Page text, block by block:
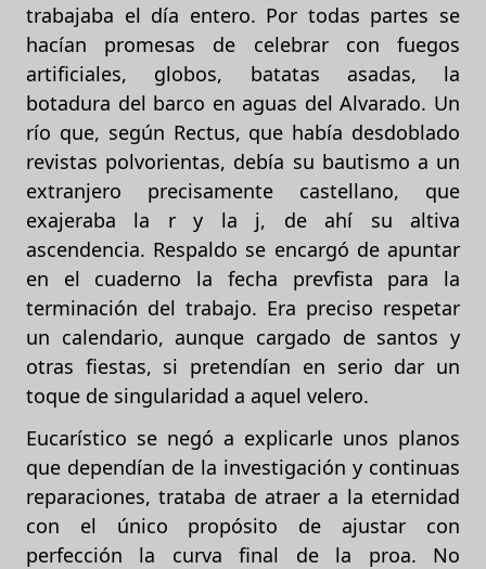
trabajaba el día entero. Por todas partes se
hacían promesas de celebrar con fuegos
artificiales, globos, batatas asadas, la
botadura del barco en aguas del Alvarado. Un
río que, según Rectus, que había desdoblado
revistas polvorientas, debía su bautismo a un
extranjero precisamente castellano, que
exajeraba la r y la j, de ahí su altiva
ascendencia. Respaldo se encargó de apuntar
en el cuaderno la fecha prevfista para la
terminación del trabajo. Era preciso respetar
un calendario, aunque cargado de santos y
otras fiestas, si pretendían en serio dar un
toque de singularidad a aquel velero.
Eucarístico se negó a explicarle unos planos
que dependían de la investigación y continuas
reparaciones, trataba de atraer a la eternidad
con el único propósito de ajustar con
perfección la curva final de la proa. No